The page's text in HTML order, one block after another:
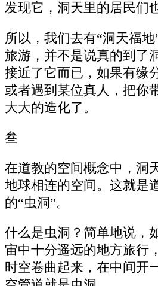
发现它，洞天里的居民们
所以，我们去有“洞天福地
旅游，并不是说真的到了
接近了它而已，如果有缘
或者遇到某位真人，把你
大大的造化了。
叁
在道教的空间概念中，洞
地球相连的空间。这就是
的“虫洞”。
什么是虫洞？简单地说，
宙中十分遥远的地方旅行
时空卷曲起来，在中间开